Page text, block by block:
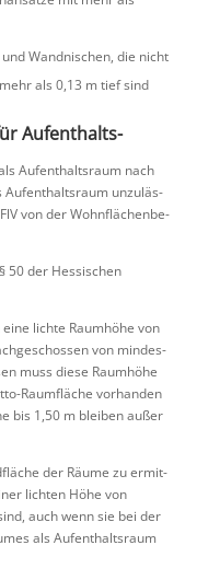
Wandni­schen, die nicht
als 0,13 m tief sind
Aufent­halts­
Aufent­halts­raum nach
Aufent­halts­raum unzuläs­
von der Wohnflä­chen­be­
50 der Hessi­schen
lichte Raumhöhe von
von mindes­
muss diese Raumhöhe
Raumfläche vorhanden
bis 1,50 m bleiben außer
der Räume zu ermit­
lichten Höhe von
auch wenn sie bei der
als Aufent­halts­raum